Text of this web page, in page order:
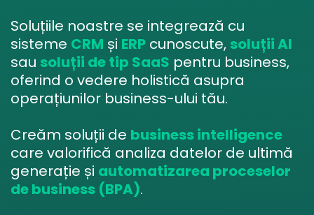
Soluțiile noastre se integrează cu
sisteme CRM și ERP cunoscute,soluții AI
sau soluții de tip SaaS pentru business,
oferind o vedere holistică asupra
operațiunilor business-ului tău.
Creăm soluții de business intelligence
care valorifică analiza datelor de ultimă
generație și automatizarea proceselor
de business (BPA).